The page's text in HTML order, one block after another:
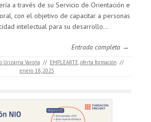
a través de su Servicio de Orientación e
con el objetivo de capacitar a personas
intelectual para su desarrollo…
Entrada completa →
Urizarna Varona // EMPLEARTE,oferta formación //
enero 18, 2025